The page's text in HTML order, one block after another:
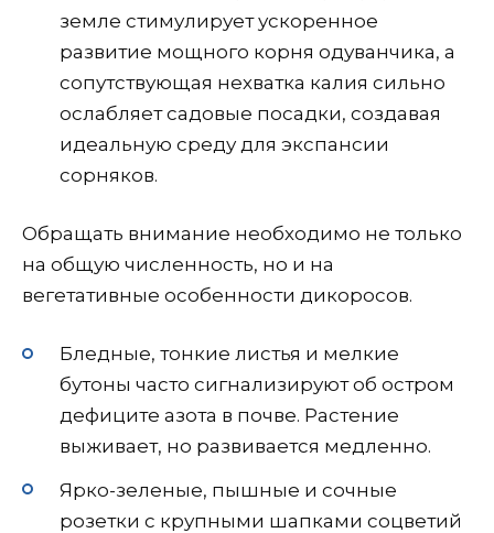
земле стимулирует ускоренное
развитие мощного корня одуванчика, а
сопутствующая нехватка калия сильно
ослабляет садовые посадки, создавая
идеальную среду для экспансии
сорняков.
Обращать внимание необходимо не только
на общую численность, но и на
вегетативные особенности дикоросов.
Бледные, тонкие листья и мелкие
бутоны часто сигнализируют об остром
дефиците азота в почве. Растение
выживает, но развивается медленно.
Ярко-зеленые, пышные и сочные
розетки с крупными шапками соцветий